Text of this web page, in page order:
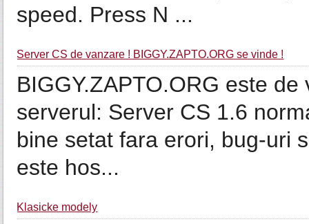
speed. Press N ...
Server CS de vanzare ! BIGGY.ZAPTO.ORG se vinde !
BIGGY.ZAPTO.ORG este
serverul: Server CS 1.6
bine setat fara erori, bug-uri
este hos...
Klasicke modely